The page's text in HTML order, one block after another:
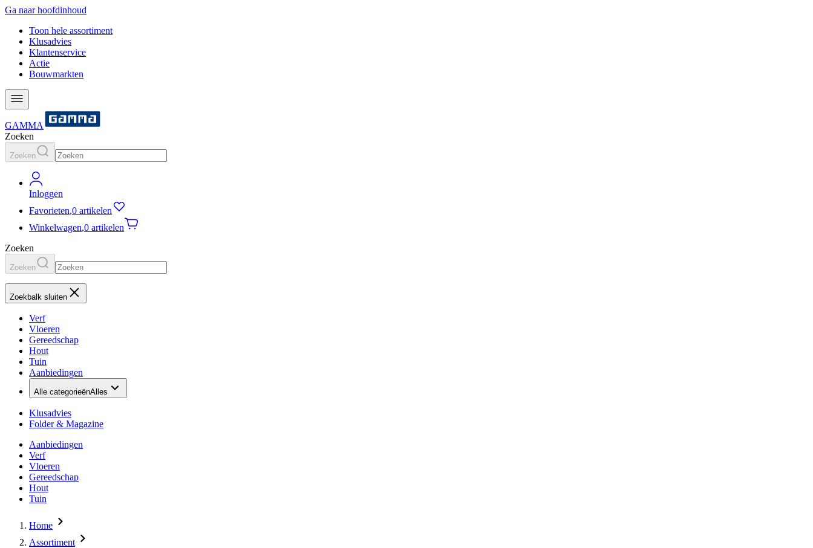
Ga naar hoofdinhoud
Toon hele assortiment
Klusadvies
Klantenservice
Actie
Bouwmarkten
GAMMA
Zoeken
Zoeken
Inloggen
Favorieten,0 artikelen
Winkelwagen,0 artikelen
Zoeken
Zoeken
Zoekbalk sluiten
Verf
Vloeren
Gereedschap
Hout
Tuin
Aanbiedingen
Alle categorieënAlles
Klusadvies
Folder & Magazine
Aanbiedingen
Verf
Vloeren
Gereedschap
Hout
Tuin
Home
Assortiment